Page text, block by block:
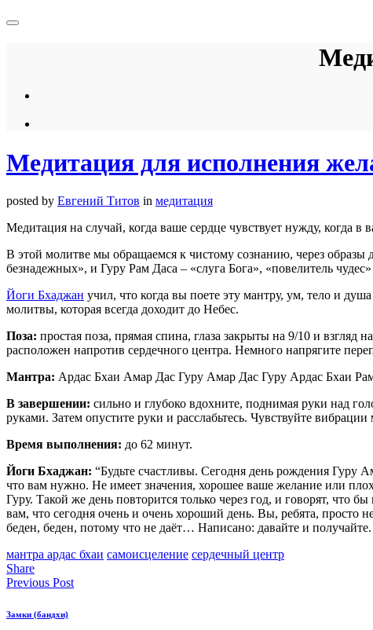
Медитация для исполнения
posted by Евгений Титов in медитация
Медитация на случай, когда ваше сердце чувствует нужду, когда в
В этой молитве мы обращаемся к чистому сознанию, через образы
безнадежных», и Гуру Рам Даса – «слуга Бога», «повелитель
Йоги Бхаджан учил, что когда вы поете эту мантру, ум, тело и
молитвы, которая всегда доходит до Небес.
Поза: простая поза, прямая спина, глаза закрыты на 9/10 и
расположен напротив сердечного центра. Немного напрягите
Мантра: Ардас Бхаи Амар Дас Гуру Амар Дас Гуру Ардас Бхаи
В завершении: сильно и глубоко вдохните, поднимая руки над
руками. Затем опустите руки и расслабьтесь. Чувствуйте
Время выполнения: до 62 минут.
Йоги Бхаджан: “Будьте счастливы. Сегодня день рождения Гуру
что вам нужно. Не имеет значения, хорошее ваше желание или
Гуру. Такой же день повторится только через год, и говорят,
вам, что сегодня очень и очень хороший день. Вы, ребята, просто
беден, беден, потому что не даёт… Написано: давайте и
мантра ардас бхаи самоисцеление сердечный центр
Share
Previous Post
Замки (бандхи)